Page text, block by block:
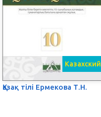
Қазақ тілі Ермекова Т.Н.
Казахский